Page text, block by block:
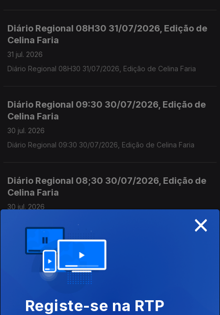
Diário Regional 08H30 31/07/2026, Edição de
Celina Faria
31 jul. 2026
Diário Regional 08H30 31/07/2026, Edição de Celina Faria
Diário Regional 09:30 30/07/2026, Edição de
Celina Faria
30 jul. 2026
Diário Regional 09:30 30/07/2026, Edição de Celina Faria
Diário Regional 08;30 30/07/2026, Edição de
Celina Faria
30 jul. 2026
Diário Regional 09;30 29/07/2026, Edição de
Celina Faria
×
Registe-se na RTP